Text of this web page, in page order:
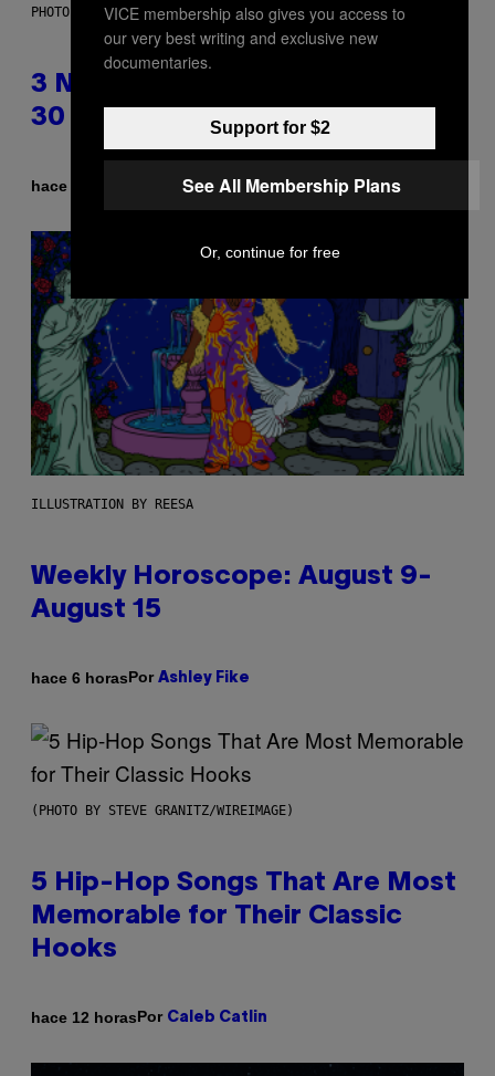
PHOTO BY TIM RONEY/GETTY IMAGES
3 No-Skip Pop Albums Turning
30 This Year
hace 7 minutos Dan Milam
ILLUSTRATION BY REESA
Weekly Horoscope: August 9-
August 15
hace 6 horasPor Ashley Fike
(PHOTO BY STEVE GRANITZ/WIREIMAGE)
5 Hip-Hop Songs That Are Most
Memorable for Their Classic
Hooks
hace 12 horasPor Caleb Catlin
VICE membership also gives you access to
our very best writing and exclusive new
documentaries.
Support for $2
See All Membership Plans
Or, continue for free